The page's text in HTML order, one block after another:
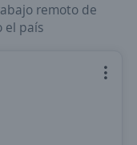
remoto de
el país